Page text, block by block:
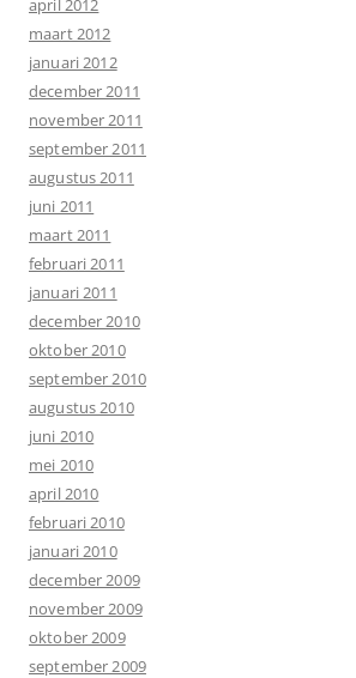
maart 2012
januari 2012
december 2011
november 2011
september 2011
augustus 2011
juni 2011
maart 2011
februari 2011
januari 2011
december 2010
oktober 2010
september 2010
augustus 2010
juni 2010
mei 2010
april 2010
februari 2010
januari 2010
december 2009
november 2009
oktober 2009
september 2009